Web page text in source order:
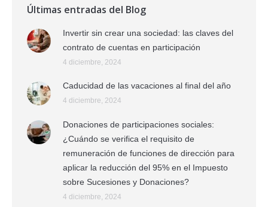
Últimas entradas del Blog
Invertir sin crear una sociedad: las claves del
contrato de cuentas en participación
4 diciembre, 2024
Caducidad de las vacaciones al final del año
4 diciembre, 2024
Donaciones de participaciones sociales:
¿Cuándo se verifica el requisito de
remuneración de funciones de dirección para
aplicar la reducción del 95% en el Impuesto
sobre Sucesiones y Donaciones?
4 diciembre, 2024